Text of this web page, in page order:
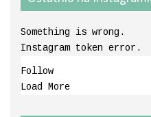
Something is wrong.
Instagram token error.
Follow
Load More